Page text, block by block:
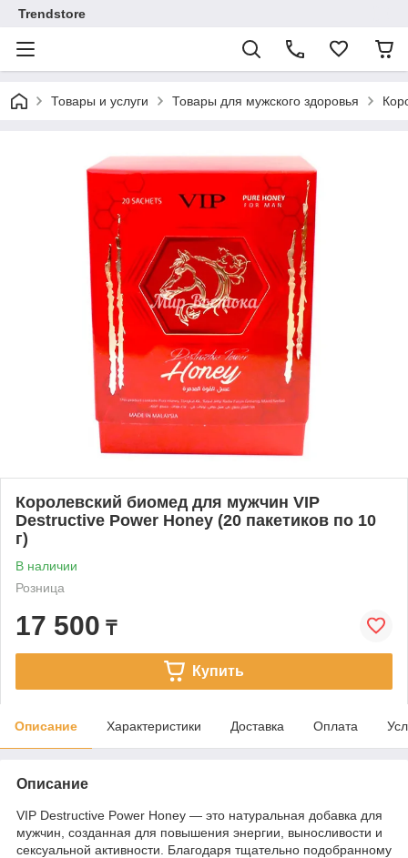
Trendstore
Товары и услуги Товары для мужского здоровья
Королевский биомед для мужчин VIP
Destructive Power Honey (20 пакетиков по 10
г)
В наличии
Розница
17 500 ₸
Купить
Описание Характеристики Доставка Оплата
Описание
VIP Destructive Power Honey — это натуральная добавка для
мужчин, созданная для повышения энергии, выносливости и
сексуальной активности. Благодаря тщательно подобранному